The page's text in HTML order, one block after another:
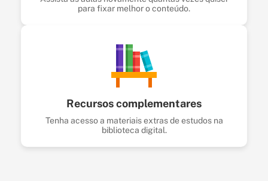
para fixar melhor o conteúdo.
Recursos complementares
Tenha acesso a materiais extras de estudos na
biblioteca digital.